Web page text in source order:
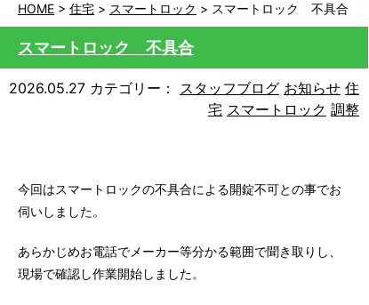
HOME > 住宅 > スマートロック > スマートロック 不具合
スマートロック 不具合
2026.05.27 カテゴリー： スタッフブログ お知らせ 住
宅 スマートロック 調整
今回はスマートロックの不具合による開錠不可との事でお
伺いしました。
あらかじめお電話でメーカー等分かる範囲で聞き取りし、
現場で確認し作業開始しました。